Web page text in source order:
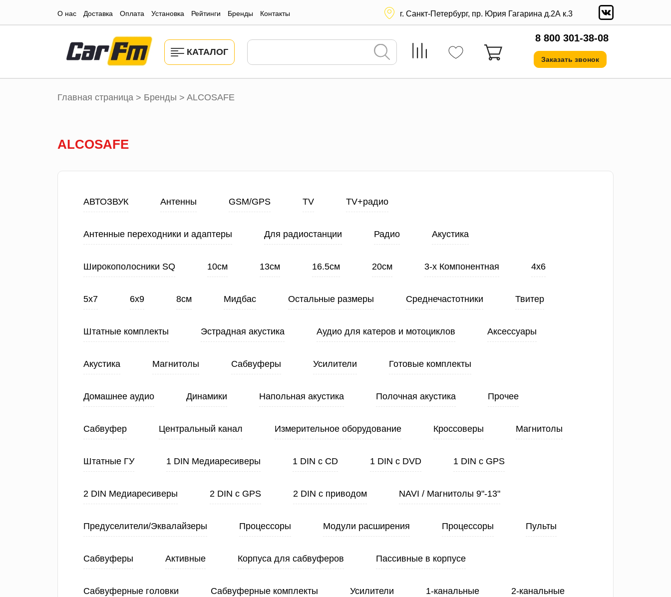
О нас Доставка Оплата Установка Рейтинги Бренды Контакты г. Санкт-Петербург, пр. Юрия Гагарина д.2А к.3
КАТАЛОГ
8 800 301-38-08
Заказать звонок
Главная страница > Бренды > ALCOSAFE
ALCOSAFE
АВТОЗВУК Антенны GSM/GPS TV TV+радио
Антенные переходники и адаптеры Для радиостанции Радио Акустика
Широкополосники SQ 10см 13см 16.5см 20см 3-х Компонентная 4х6
5х7 6х9 8см Мидбас Остальные размеры Среднечастотники Твитер
Штатные комплекты Эстрадная акустика Аудио для катеров и мотоциклов Аксессуары
Акустика Магнитолы Сабвуферы Усилители Готовые комплекты
Домашнее аудио Динамики Напольная акустика Полочная акустика Прочее
Сабвуфер Центральный канал Измерительное оборудование Кроссоверы Магнитолы
Штатные ГУ 1 DIN Медиаресиверы 1 DIN с CD 1 DIN с DVD 1 DIN с GPS
2 DIN Медиаресиверы 2 DIN с GPS 2 DIN с приводом NAVI / Магнитолы 9"-13"
Предуселители/Эквалайзеры Процессоры Модули расширения Процессоры Пульты
Сабвуферы Активные Корпуса для сабвуферов Пассивные в корпусе
Сабвуферные головки Сабвуферные комплекты Усилители 1-канальные 2-канальные